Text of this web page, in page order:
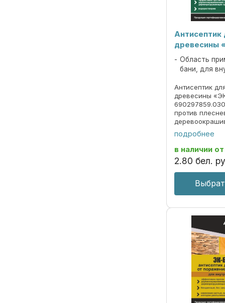
древесины
Область
бани, для
Антисептик
древесины
против
вызывает
металлов
наружных ...
подробнее
в наличии от
2.80 бел.